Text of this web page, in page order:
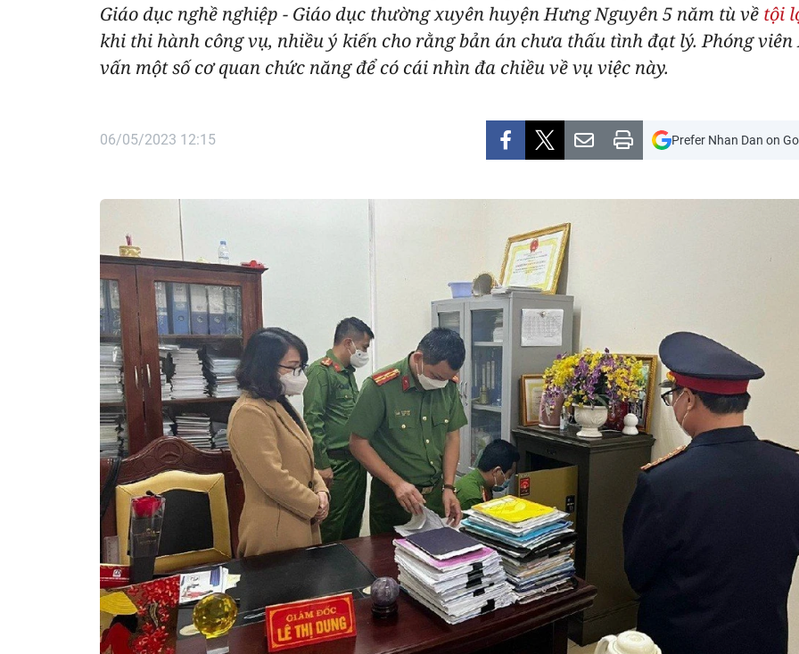
Giáo dục nghề nghiệp - Giáo dục thường xuyên huyện Hưng Nguyên 5 năm tù về tội
khi thi hành công vụ, nhiều ý kiến cho rằng bản án chưa thấu tình đạt lý. Phóng
vấn một số cơ quan chức năng để có cái nhìn đa chiều về vụ việc này.
06/05/2023 12:15 Prefer Nhan Dan on